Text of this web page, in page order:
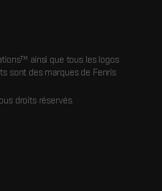
ainsi que tous les logos
sont des marques de Fenris
droits réservés.